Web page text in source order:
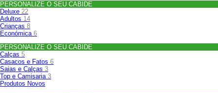
PERSONALIZE O SEU CABIDE
Deluxe 22
Adultos 14
Crianças 8
Económica 6
PERSONALIZE O SEU CABIDE
Calças 5
Casacos e Fatos 6
Saias e Calças 3
Top e Camisaria 3
Produtos Novos